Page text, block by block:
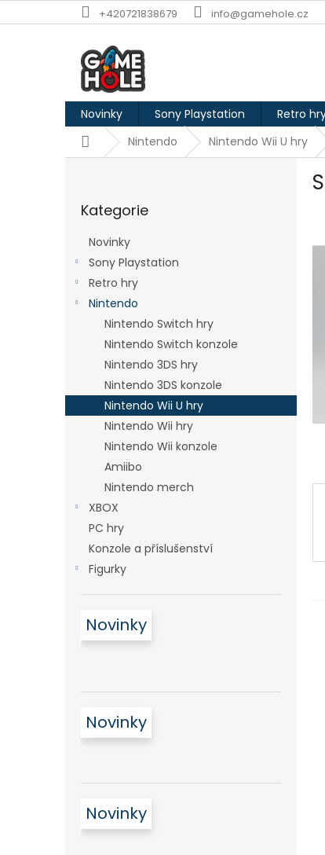
na
+420721838679 info@gamehole.cz
Novinky Sony Playstation Retro
DomůNintendo Nintendo Wii U hry
l
kategorie
Kategorie
Novinky
Sony Playstation
Retro hry
Nintendo
Nintendo Switch hry
Nintendo Switch konzole
Nintendo 3DS hry
Nintendo 3DS konzole
Nintendo Wii U hry
Nintendo Wii hry
Nintendo Wii konzole
Amiibo
Nintendo merch
XBOX
PC hry
Konzole a příslušenství
Figurky
Novinky
Novinky
Novinky